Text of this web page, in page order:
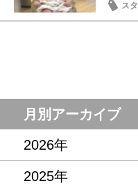
ス
月別アーカイブ
2026年
2025年